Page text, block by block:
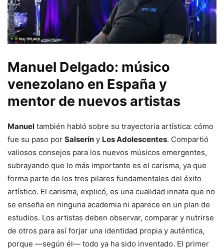
Manuel Delgado: músico
venezolano en España y
mentor de nuevos artistas
Manuel también habló sobre su trayectoria artística: cómo
fue su paso por Salserín y Los Adolescentes. Compartió
valiosos consejos para los nuevos músicos emergentes,
subrayando que lo más importante es el carisma, ya que
forma parte de los tres pilares fundamentales del éxito
artístico. El carisma, explicó, es una cualidad innata que no
se enseña en ninguna academia ni aparece en un plan de
estudios. Los artistas deben observar, comparar y nutrirse
de otros para así forjar una identidad propia y auténtica,
porque —según él— todo ya ha sido inventado. El primer